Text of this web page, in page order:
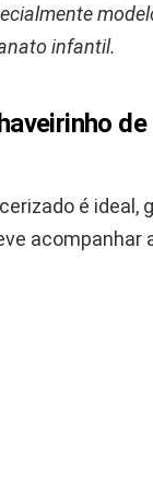
infantil.
de
é ideal,
acompanhar